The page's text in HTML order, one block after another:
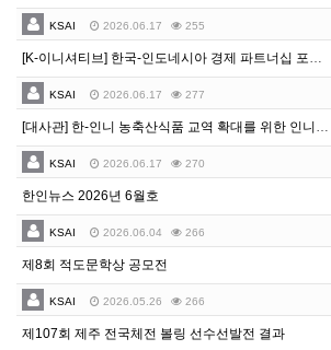
KSAI 2026.06.17 255
KSAI 2026.06.17 277
KSAI 2026.06.17 270
한인뉴스 2026년 6월호
KSAI 2026.06.04 266
제8회 적도문학상 공모전
KSAI 2026.05.26 266
제107회 제주 전국체전 볼링 선수선발전 결과